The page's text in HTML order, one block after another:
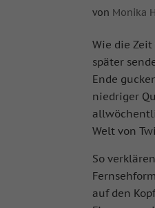
von Monika
Wie die Zeit
später
Ende
niedriger
Welt von
So
auf den